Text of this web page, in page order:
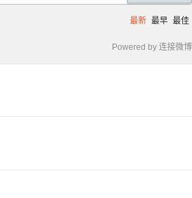
最新 最早 最佳
Powered by 连接微博